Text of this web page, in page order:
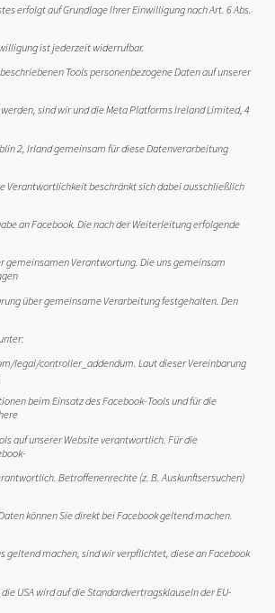
erfolgt auf Grundlage Ihrer Einwilligung nach Art. 6 Abs.
ist jederzeit widerrufbar.
Tools personenbezogene Daten auf unserer
sind wir und die Meta Platforms Ireland Limited, 4
2, Irland gemeinsam für diese Datenverarbeitung
Verantwortlichkeit beschränkt sich dabei ausschließlich
an Facebook. Die nach der Weiterleitung erfolgende
gemeinsamen Verantwortung. Die uns gemeinsam
über gemeinsame Verarbeitung festgehalten. Den
legal/controller_addendum. Laut dieser Vereinbarung
beim Einsatz des Facebook-Tools und für die
auf unserer Website verantwortlich. Für die
Betroffenenrechte (z. B. Auskunftsersuchen)
können Sie direkt bei Facebook geltend machen.
geltend machen, sind wir verpflichtet, diese an Facebook
USA wird auf die Standardvertragsklauseln der EU-